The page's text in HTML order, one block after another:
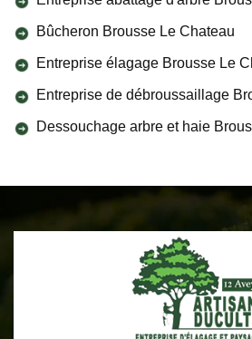
Bûcheron Brousse Le Chateau
Entreprise élagage Brousse Le
Entreprise de débroussaillage
Dessouchage arbre et haie